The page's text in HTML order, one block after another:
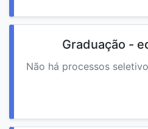
Graduação -
Não há processos